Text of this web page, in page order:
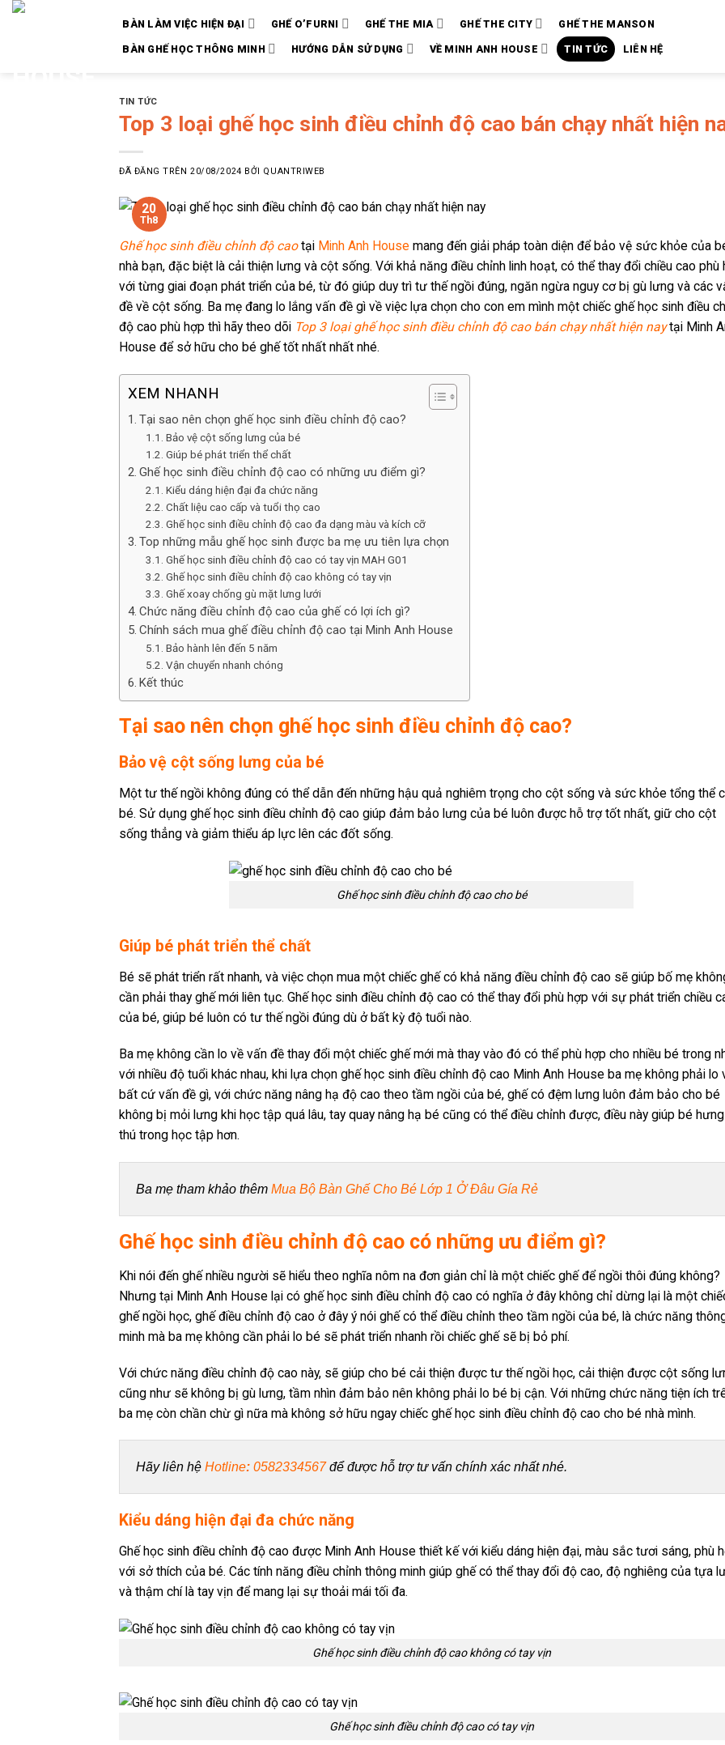
Chuyển
BÀN LÀM VIỆC HIỆN ĐẠI GHẾ O’FURNI GHẾ THE MIA GHẾ THE CITY GHẾ THE MANSON
BÀN GHẾ HỌC THÔNG MINH HƯỚNG DẪN SỬ DỤNG VỀ MINH ANH HOUSE TIN TỨC LIÊN HỆ
TIN TỨC
Top 3 loại ghế học sinh điều chỉnh độ cao bán chạy nhất hiện
ĐÃ ĐĂNG TRÊN20/08/2024 BỞI QUANTRIWEB
20
Th8
Ghế học sinh điều chỉnh độ caotại Minh Anh House mang đến giải pháp toàn diện để bảo vệ sức khỏe của
nhà bạn, đặc biệt là cải thiện lưng và cột sống. Với khả năng điều chỉnh linh hoạt, có thể thay đổi chiều cao phù
với từng giai đoạn phát triển của bé, từ đó giúp duy trì tư thế ngồi đúng, ngăn ngừa nguy cơ bị gù lưng và các
đề về cột sống. Ba mẹ đang lo lắng vấn đề gì về việc lựa chọn cho con em mình một chiếc ghế học sinh điều
độ cao phù hợp thì hãy theo dõi Top 3 loại ghế học sinh điều chỉnh độ cao bán chạy nhất hiện naytại Minh
House để sở hữu cho bé ghế tốt nhất nhất nhé.
XEM NHANH
Tại sao nên chọn ghế học sinh điều chỉnh độ cao?
Bảo vệ cột sống lưng của bé
Giúp bé phát triển thể chất
Ghế học sinh điều chỉnh độ cao có những ưu điểm gì?
Kiểu dáng hiện đại đa chức năng
Chất liệu cao cấp và tuổi thọ cao
Ghế học sinh điều chỉnh độ cao đa dạng màu và kích cỡ
Top những mẫu ghế học sinh được ba mẹ ưu tiên lựa chọn
Ghế học sinh điều chỉnh độ cao có tay vịn MAH G01
Ghế học sinh điều chỉnh độ cao không có tay vịn
Ghế xoay chống gù mặt lưng lưới
Chức năng điều chỉnh độ cao của ghế có lợi ích gì?
Chính sách mua ghế điều chỉnh độ cao tại Minh Anh House
Bảo hành lên đến 5 năm
Vận chuyển nhanh chóng
Kết thúc
Tại sao nên chọn ghế học sinh điều chỉnh độ cao?
Bảo vệ cột sống lưng của bé
Một tư thế ngồi không đúng có thể dẫn đến những hậu quả nghiêm trọng cho cột sống và sức khỏe tổng thể
bé. Sử dụng ghế học sinh điều chỉnh độ cao giúp đảm bảo lưng của bé luôn được hỗ trợ tốt nhất, giữ cho cột
sống thẳng và giảm thiểu áp lực lên các đốt sống.
Ghế học sinh điều chỉnh độ cao cho bé
Giúp bé phát triển thể chất
Bé sẽ phát triển rất nhanh, và việc chọn mua một chiếc ghế có khả năng điều chỉnh độ cao sẽ giúp bố mẹ
cần phải thay ghế mới liên tục. Ghế học sinh điều chỉnh độ cao có thể thay đổi phù hợp với sự phát triển chiều
của bé, giúp bé luôn có tư thế ngồi đúng dù ở bất kỳ độ tuổi nào.
Ba mẹ không cần lo về vấn đề thay đổi một chiếc ghế mới mà thay vào đó có thể phù hợp cho nhiều bé trong
với nhiều độ tuổi khác nhau, khi lựa chọn ghế học sinh điều chỉnh độ cao Minh Anh House ba mẹ không phải lo
bất cứ vấn đề gì, với chức năng nâng hạ độ cao theo tầm ngồi của bé, ghế có đệm lưng luôn đảm bảo cho bé
không bị mỏi lưng khi học tập quá lâu, tay quay nâng hạ bé cũng có thể điều chỉnh được, điều này giúp bé hưng
thú trong học tập hơn.
Ba mẹ tham khảo thêm Mua Bộ Bàn Ghế Cho Bé Lớp 1 Ở Đâu Gía Rẻ
Ghế học sinh điều chỉnh độ cao có những ưu điểm gì?
Khi nói đến ghế nhiều người sẽ hiểu theo nghĩa nôm na đơn giản chỉ là một chiếc ghế để ngồi thôi đúng không?
Nhưng tại Minh Anh House lại có ghế học sinh điều chỉnh độ cao có nghĩa ở đây không chỉ dừng lại là một
ghế ngồi học, ghế điều chỉnh độ cao ở đây ý nói ghế có thể điều chỉnh theo tầm ngồi của bé, là chức năng
minh mà ba mẹ không cần phải lo bé sẽ phát triển nhanh rồi chiếc ghế sẽ bị bỏ phí.
Với chức năng điều chỉnh độ cao này, sẽ giúp cho bé cải thiện được tư thế ngồi học, cải thiện được cột sống
cũng như sẽ không bị gù lưng, tầm nhìn đảm bảo nên không phải lo bé bị cận. Với những chức năng tiện ích
ba mẹ còn chần chừ gì nữa mà không sở hữu ngay chiếc ghế học sinh điều chỉnh độ cao cho bé nhà mình.
Hãy liên hệ Hotline: 0582334567 để được hỗ trợ tư vấn chính xác nhất nhé.
Kiểu dáng hiện đại đa chức năng
Ghế học sinh điều chỉnh độ cao được Minh Anh House thiết kế với kiểu dáng hiện đại, màu sắc tươi sáng, phù
với sở thích của bé. Các tính năng điều chỉnh thông minh giúp ghế có thể thay đổi độ cao, độ nghiêng của tựa
và thậm chí là tay vịn để mang lại sự thoải mái tối đa.
Ghế học sinh điều chỉnh độ cao không có tay vịn
Ghế học sinh điều chỉnh độ cao có tay vịn